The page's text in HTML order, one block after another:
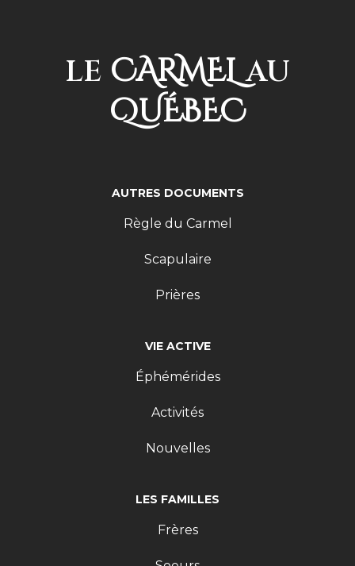
LE CARMELAU
QUÉBEC
LES FAMILLES
Frères
VIE ACTIVE
Éphémérides
Activités
Nouvelles
AUTRES DOCUMENTS
Règle du Carmel
Scapulaire
Prières